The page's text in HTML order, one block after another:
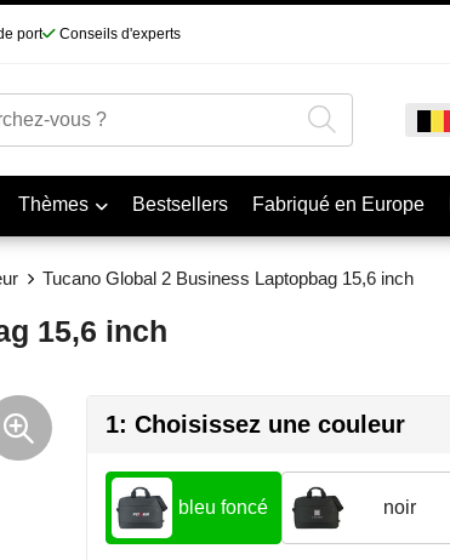
port Conseils d'experts
Thèmes Bestsellers Fabriqué en Europe
Tucano Global 2 Business Laptopbag 15,6 inch
15,6 inch
1: Choisissez une couleur
bleu foncé noir